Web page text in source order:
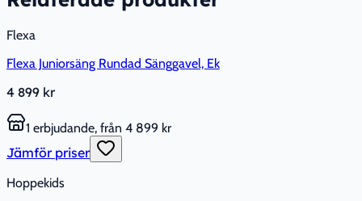
Flexa
Flexa Juniorsäng Rundad Sänggavel, Ek
4 899 kr
1 erbjudande, från 4 899 kr
Jämför priser
Hoppekids